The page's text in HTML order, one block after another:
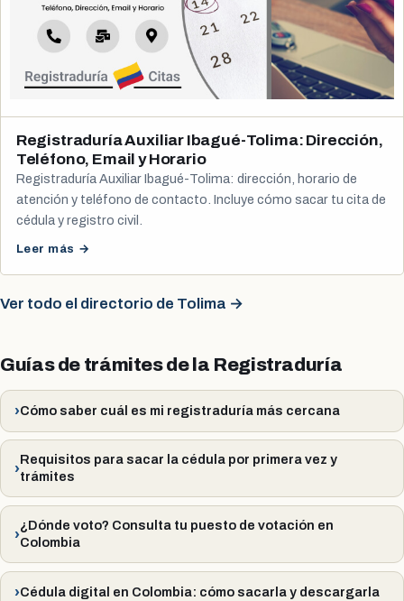
Registraduría Auxiliar Ibagué-Tolima: Dirección,
Teléfono, Email y Horario
Registraduría Auxiliar Ibagué-Tolima: dirección, horario de
atención y teléfono de contacto. Incluye cómo sacar tu cita de
cédula y registro civil.
Leer más →
Ver todo el directorio de Tolima →
Guías de trámites de la Registraduría
Cómo saber cuál es mi registraduría más cercana
Requisitos para sacar la cédula por primera vez y
trámites
¿Dónde voto? Consulta tu puesto de votación en
Colombia
Cédula digital en Colombia: cómo sacarla y descargarla